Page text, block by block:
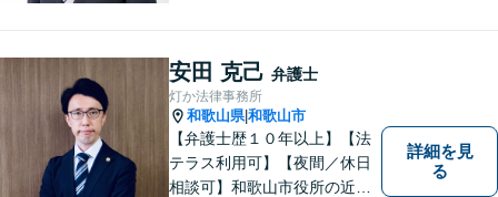
相談にのっています。 まずは
ご相談ください。
安田 克己 弁護士
灯か法律事務所
和歌山県|和歌山市
【弁護士歴１０年以上】【法
テラス利用可】【夜間／休日
相談可】和歌山市役所の近
詳細を見
る